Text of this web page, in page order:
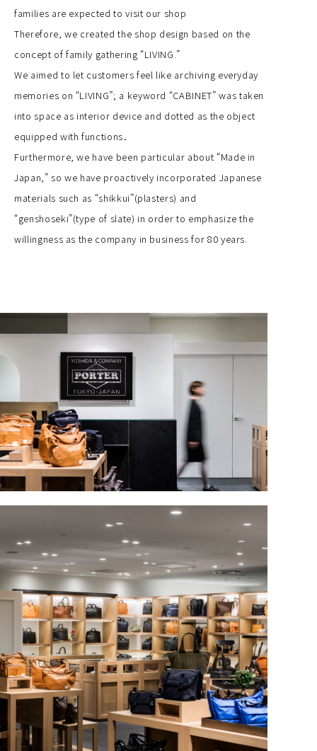
families are expected to visit our shop
Therefore, we created the shop design based on the
concept of family gathering “LIVING.”
We aimed to let customers feel like archiving everyday
memories on “LIVING”; a keyword “CABINET” was taken
into space as interior device and dotted as the object
equipped with functions．
Furthermore, we have been particular about “Made in
Japan,” so we have proactively incorporated Japanese
materials such as “shikkui”(plasters) and
“genshoseki”(type of slate) in order to emphasize the
willingness as the company in business for 80 years.